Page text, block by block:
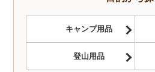
キャンプ用品
登山用品